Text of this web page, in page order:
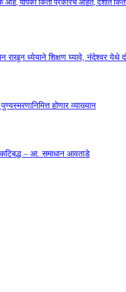
आहे, यापैकी किती प्रकारचे आहेत, देशात
राखून ध्येयाने शिक्षण घ्यावे, नंदेश्वर
होणार व्याख्यान
कटिबद्ध – आ. समाधान आवताडे